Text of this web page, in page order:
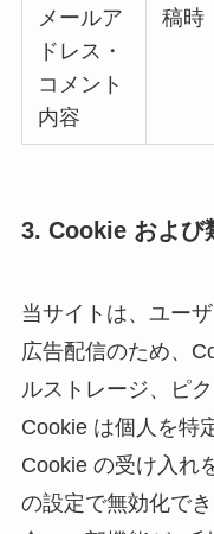
メールア
ドレス・
コメント
内容
稿時
3. Cookie および
当サイトは、ユー
広告配信のため、
ルストレージ、ピ
Cookie は個人を特
Cookie の受け入れ
の設定で無効化で